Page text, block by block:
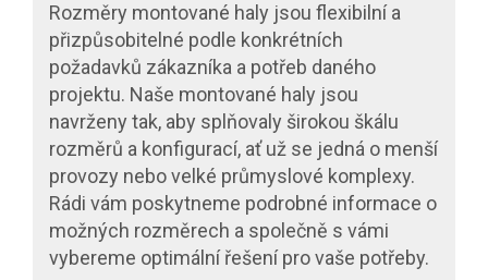
Rozměry montované haly jsou flexibilní a
přizpůsobitelné podle konkrétních
požadavků zákazníka a potřeb daného
projektu. Naše montované haly jsou
navrženy tak, aby splňovaly širokou škálu
rozměrů a konfigurací, ať už se jedná o menší
provozy nebo velké průmyslové komplexy.
Rádi vám poskytneme podrobné informace o
možných rozměrech a společně s vámi
vybereme optimální řešení pro vaše potřeby.